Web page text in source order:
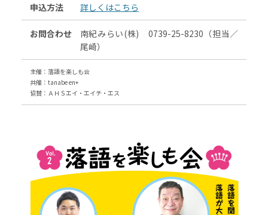
申込方法 詳しくはこちら
お問合わせ
南紀みらい(株) 0739-25-8230（担当／
尾崎）
主催：落語を楽しも会
共催：tanabe en+
協賛：ＡＨＳエイ・エイチ・エス